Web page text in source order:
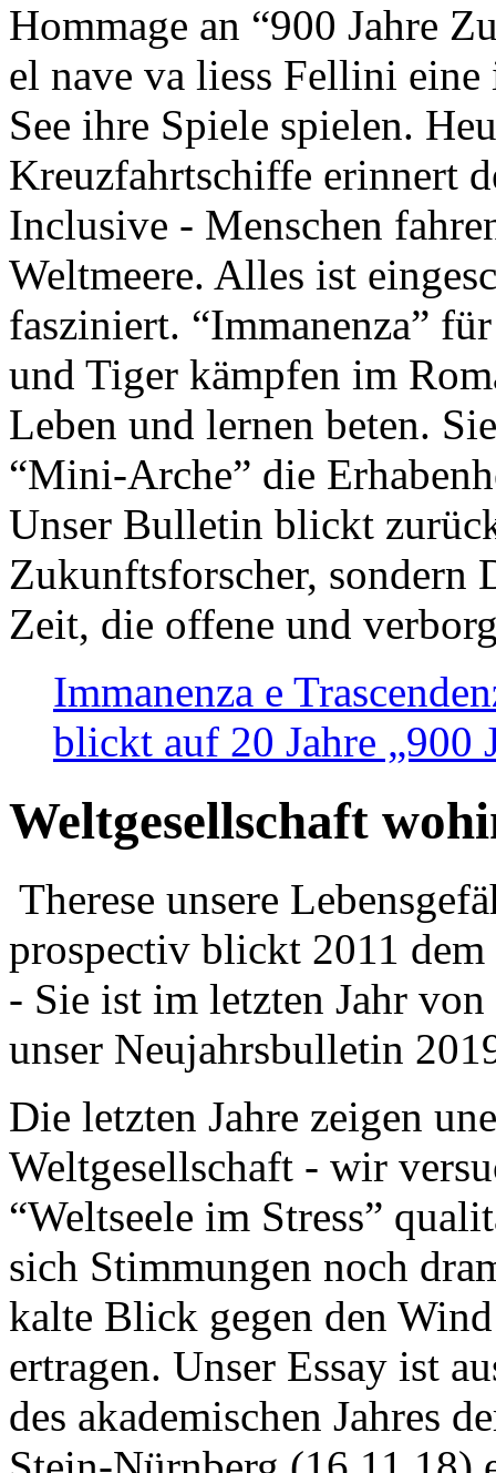
Hommage an “900 Jahre
el nave va liess Fellini
See ihre Spiele spielen.
Kreuzfahrtschiffe erinnert
Inclusive - Menschen
Weltmeere. Alles ist
fasziniert. “Immanenza”
und Tiger kämpfen im
Leben und lernen beten.
“Mini-Arche” die
Unser Bulletin blickt
Zukunftsforscher, sondern
Zeit, die offene und
Immanenza e
blickt auf 20 Jahre „900
Weltgesellschaft
Therese unsere
prospectiv blickt 2011
- Sie ist im letzten Jahr
unser Neujahrsbulletin
Die letzten Jahre zeigen
Weltgesellschaft - wir
“Weltseele im Stress”
sich Stimmungen noch
kalte Blick gegen den
ertragen. Unser Essay ist
des akademischen Jahres